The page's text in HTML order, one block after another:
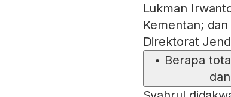
Lukman
Kementan;
Direktorat
• Berapa